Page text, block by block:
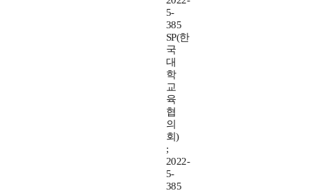
5-
385
SP(한
국
대
학
교
육
협
의
회)
;
2022-
5-
385